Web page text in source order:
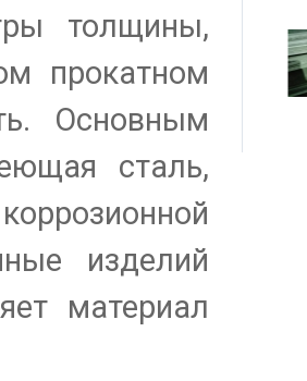
толщины,
прокатном
Основным
сталь,
изделий
материал